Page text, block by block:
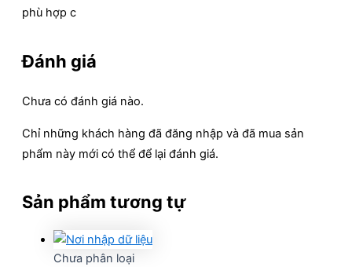
phù hợp c
Đánh giá
Chưa có đánh giá nào.
Chỉ những khách hàng đã đăng nhập và đã mua sản
phẩm này mới có thể để lại đánh giá.
Sản phẩm tương tự
Chưa phân loại